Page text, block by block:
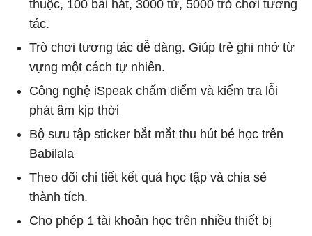
thuộc, 100 bài hát, 3000 từ, 5000 trò chơi tương
tác.
Trò chơi tương tác dễ dàng. Giúp trẻ ghi nhớ từ
vựng một cách tự nhiên.
Công nghệ iSpeak chấm điểm và kiểm tra lỗi
phát âm kịp thời
Bộ sưu tập sticker bắt mắt thu hút bé học trên
Babilala
Theo dõi chi tiết kết quả học tập và chia sẻ
thành tích.
Cho phép 1 tài khoản học trên nhiều thiết bị